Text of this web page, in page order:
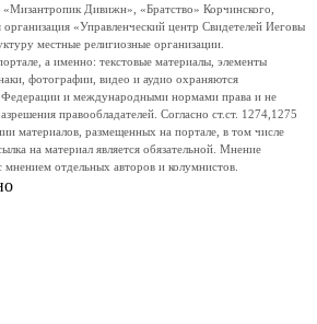
Дивижн», «Братство» Корчинского,
«Управленческий центр Свидетелей Иеговы
местные религиозные организации.
а именно: текстовые материалы, элементы
фотографии, видео и аудио охраняются
Федерации и международными нормами права и не
правообладателей. Согласно ст.ст. 1274,1275
материалов, размещенных на портале, в том числе
на материал является обязательной. Мнение
отдельных авторов и колумнистов.